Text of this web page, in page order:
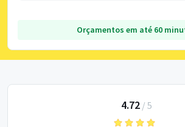
Orçamentos em até 60
4.72/ 5